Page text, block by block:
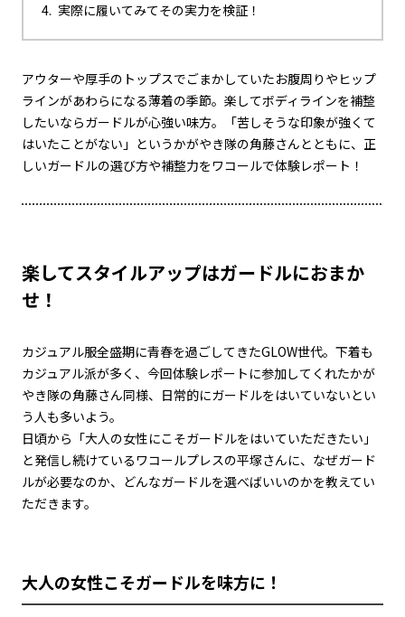
実際に履いてみてその実力を検証！
アウターや厚手のトップスでごまかしていたお腹周りやヒップ
ラインがあわらになる薄着の季節。楽してボディラインを補整
したいならガードルが心強い味方。「苦しそうな印象が強くて
はいたことがない」というかがやき隊の角藤さんとともに、正
しいガードルの選び方や補整力をワコールで体験レポート！
楽してスタイルアップはガードルにおまか
せ！
カジュアル服全盛期に青春を過ごしてきたGLOW世代。下着も
カジュアル派が多く、今回体験レポートに参加してくれたかが
やき隊の角藤さん同様、日常的にガードルをはいていないとい
う人も多いよう。
日頃から「大人の女性にこそガードルをはいていただきたい」
と発信し続けているワコールプレスの平塚さんに、なぜガード
ルが必要なのか、どんなガードルを選べばいいのかを教えてい
ただきます。
大人の女性こそガードルを味方に！